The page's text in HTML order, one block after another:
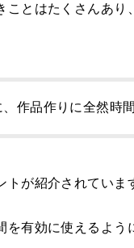
とはたくさんあり
作品作りに全然時
が紹介されていま
有効に使えるよう